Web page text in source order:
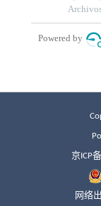
京ICP
网络